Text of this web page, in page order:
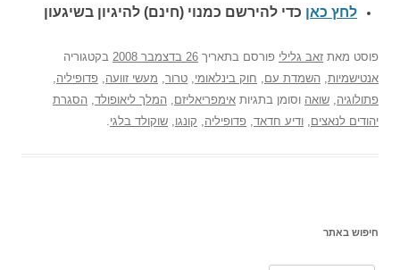
לחץ כאן כדי להירשם כמנוי (חינם) להיגיון בשיגעון
פוסט מאת זאב גלילי פורסם בתאריך 26 בדצמבר 2008
בקטגוריה
אנטישמיות השמדת עם חוק בינלאומי טרור מעשי זוועה פדופיליה
פתולוגיה שואה וסומן בתגיות אימפריאליזם המלך ליאופולד הסגרת
יהודים לנאצים ודיע חדאד פדופיליה קונגו שוקולד בלגי
חיפוש באתר